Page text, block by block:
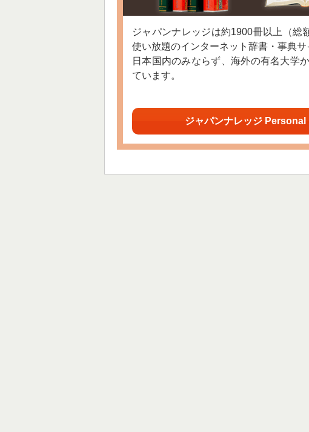
ジャパンナレッジは約1900冊以上（総
使い放題のインターネット辞書・事典サ
日本国内のみならず、海外の有名大学
ています。
ジャパンナレッジ Personal